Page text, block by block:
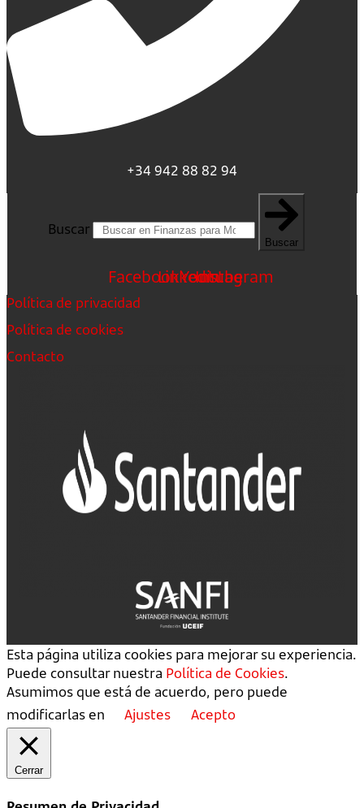
+34 942 88 82 94
Buscar
Buscar
FacebookLinkedin
Youtube
Instagram
Política de privacidad
Política de cookies
Contacto
Esta página utiliza cookies para mejorar su experiencia.
Puede consultar nuestra Política de Cookies.
Asumimos que está de acuerdo, pero puede
modificarlas en
Ajustes Acepto
Cerrar